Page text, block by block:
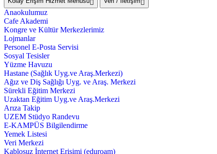
Anaokulumuz
Cafe Akademi
Kongre ve Kültür Merkezlerimiz
Lojmanlar
Personel E-Posta Servisi
Sosyal Tesisler
Yüzme Havuzu
Hastane (Sağlık Uyg.ve Araş.Merkezi)
Ağız ve Diş Sağlığı Uyg. ve Araş. Merkezi
Sürekli Eğitim Merkezi
Uzaktan Eğitim Uyg.ve Araş.Merkezi
Arıza Takip
UZEM Stüdyo Randevu
E-KAMPÜS Bilgilendirme
Yemek Listesi
Veri Merkezi
Kablosuz İnternet Erişimi (eduroam)